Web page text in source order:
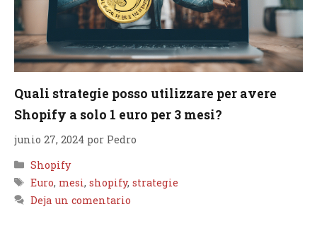
Quali strategie posso utilizzare per avere
Shopify a solo 1 euro per 3 mesi?
junio 27, 2024 por Pedro
Categorías
Shopify
Etiquetas
Euro, mesi,shopify,strategie
Deja un comentario